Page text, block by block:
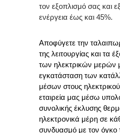
τον εξοπλισμό σας και
ενέργεια έως και 45%.
Αποφύγετε την
της λειτουργίας και τα
των ηλεκτρικών μερών
εγκατάσταση των
μέσων στους
εταιρεία μας μέσω
συνολικής έκλυσης
ηλεκτρονικά μέρη σε
συνδυασμό με τον όγκο